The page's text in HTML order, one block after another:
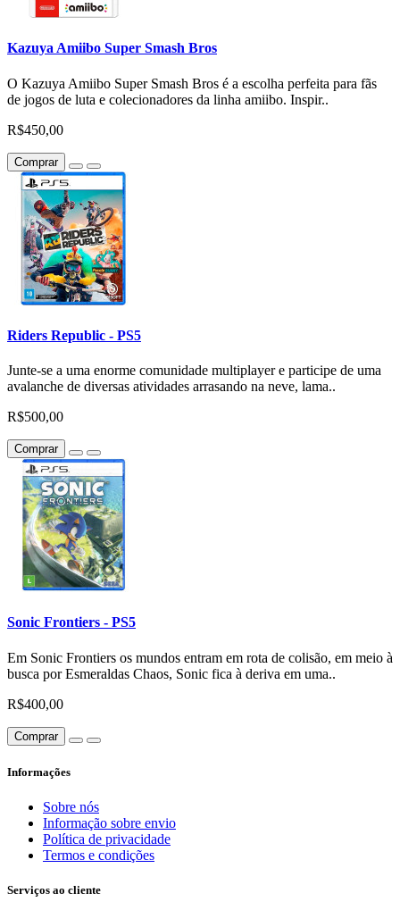
Kazuya Amiibo Super Smash Bros
O Kazuya Amiibo Super Smash Bros é a escolha perfeita para fãs
de jogos de luta e colecionadores da linha amiibo. Inspir..
R$450,00
Comprar
Riders Republic - PS5
Junte-se a uma enorme comunidade multiplayer e participe de uma
avalanche de diversas atividades arrasando na neve, lama..
R$500,00
Comprar
Sonic Frontiers - PS5
Em Sonic Frontiers os mundos entram em rota de colisão, em meio à
busca por Esmeraldas Chaos, Sonic fica à deriva em uma..
R$400,00
Comprar
Informações
Sobre nós
Informação sobre envio
Política de privacidade
Termos e condições
Serviços ao cliente